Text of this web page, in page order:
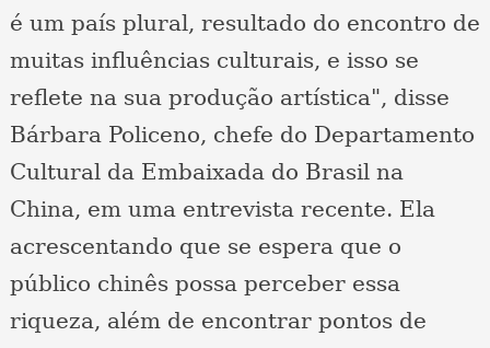
é um país plural, resultado do encontro de
muitas influências culturais, e isso se
reflete na sua produção artística", disse
Bárbara Policeno, chefe do Departamento
Cultural da Embaixada do Brasil na
China, em uma entrevista recente. Ela
acrescentando que se espera que o
público chinês possa perceber essa
riqueza, além de encontrar pontos de